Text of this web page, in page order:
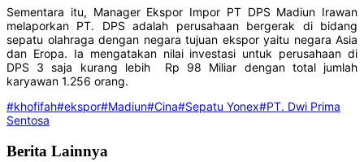
Sementara itu, Manager Ekspor Impor PT DPS Madiun Irawan
melaporkan PT. DPS adalah perusahaan bergerak di bidang
sepatu olahraga dengan negara tujuan ekspor yaitu negara Asia
dan Eropa. Ia mengatakan nilai investasi untuk perusahaan di
DPS 3 saja kurang lebih Rp 98 Miliar dengan total jumlah
karyawan 1.256 orang.
#khofifah#ekspor#Madiun#Cina#Sepatu Yonex#PT. Dwi Prima
Sentosa
Berita Lainnya